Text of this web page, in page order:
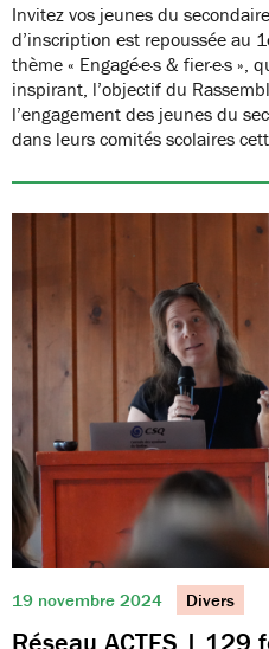
Invitez vos jeunes du
d’inscription est repoussée au
thème « Engagé·e·s & fier·e·s
inspirant, l’objectif du
l’engagement des jeunes du
dans leurs comités scolaires
19 novembre 2024 Divers
Réseau ACTES | 129